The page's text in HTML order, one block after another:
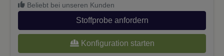
Beliebt bei unseren Kunden
Stoffprobe anfordern
Konfiguration starten